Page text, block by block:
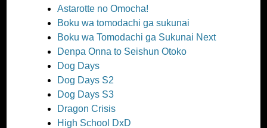
Astarotte no Omocha!
Boku wa tomodachi ga sukunai
Boku wa Tomodachi ga Sukunai Next
Denpa Onna to Seishun Otoko
Dog Days
Dog Days S2
Dog Days S3
Dragon Crisis
High School DxD